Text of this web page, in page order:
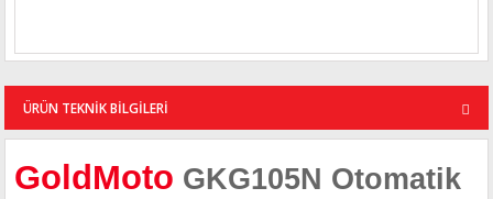
ÜRÜN TEKNİK BİLGİLERİ
GoldMoto GKG105N Otomatik